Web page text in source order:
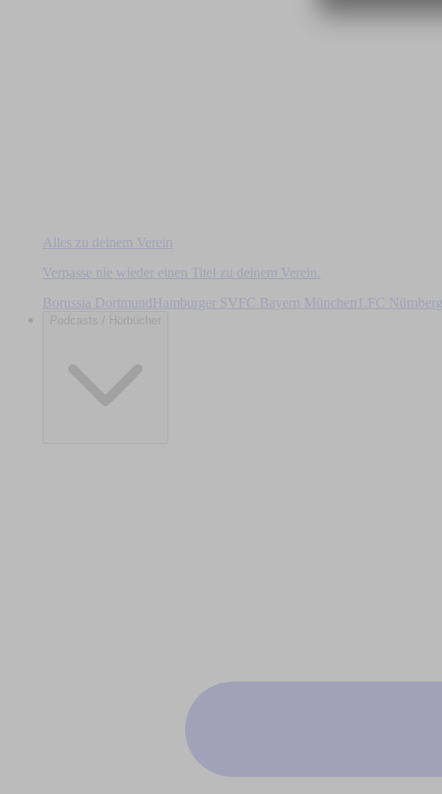
Alles zu deinem Verein
Verpasse nie wieder einen Titel zu deinem Verein.
Borussia DortmundHamburger SV FC Bayern München 1.FC Nürnberg
Podcasts / Hörbücher